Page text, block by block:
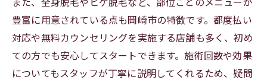
豊富に用意されている点も岡崎市の特徴です。都度払い
対応や無料カウンセリングを実施する店舗も多く、初め
ての方でも安心してスタートできます。施術回数や効果
についてもスタッフが丁寧に説明してくれるため、疑問